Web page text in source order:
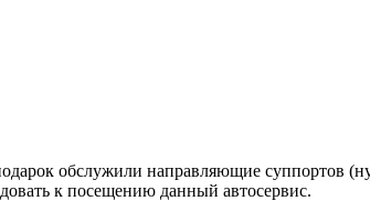
обслужили направляющие суппортов
к посещению данный автосервис.